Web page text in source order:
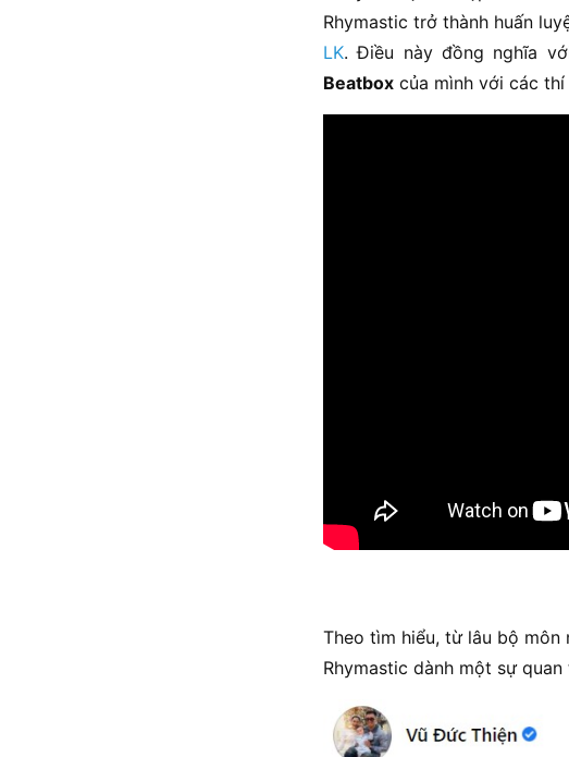
Rhymastic trở thành huấn
LK. Điều này đồng nghĩa
Beatbox của mình với các thí
Theo tìm hiểu, từ lâu bộ
Rhymastic dành một sự